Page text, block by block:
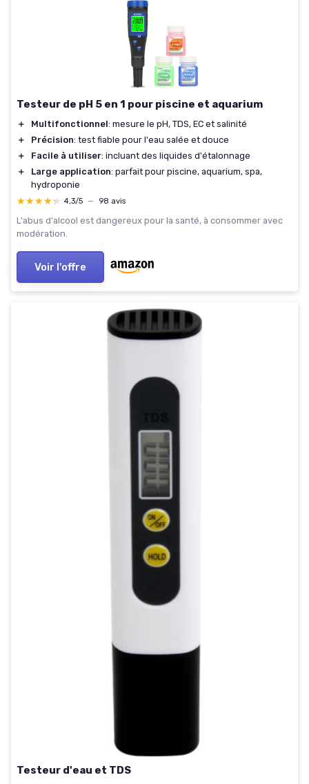
Testeur de pH 5 en 1 pour piscine et aquarium
＋ Multifonctionnel: mesure le pH, TDS, EC et salinité
＋
Précision: test fiable pour l'eau salée et douce
＋
Facile à utiliser: incluant des liquides d'étalonnage
＋
Large application: parfait pour piscine, aquarium, spa,
hydroponie
★★★★★
★★★★★ 4,3/5 — 98 avis
L'abus d'alcool est dangereux pour la santé, à consommer avec
modération.
Voir l'offre
Testeur d'eau et TDS